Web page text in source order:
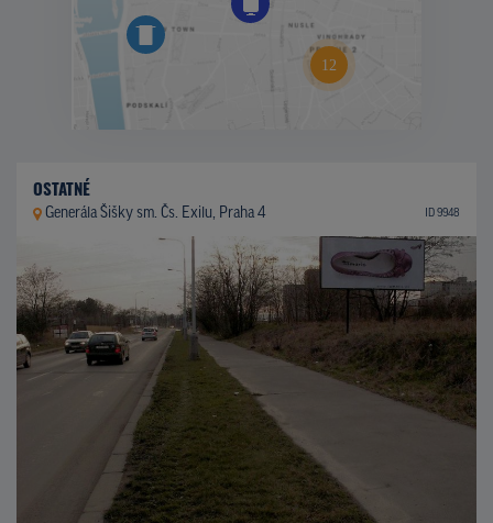
OSTATNÉ
Generála Šišky sm. Čs. Exilu, Praha 4 ID 9948